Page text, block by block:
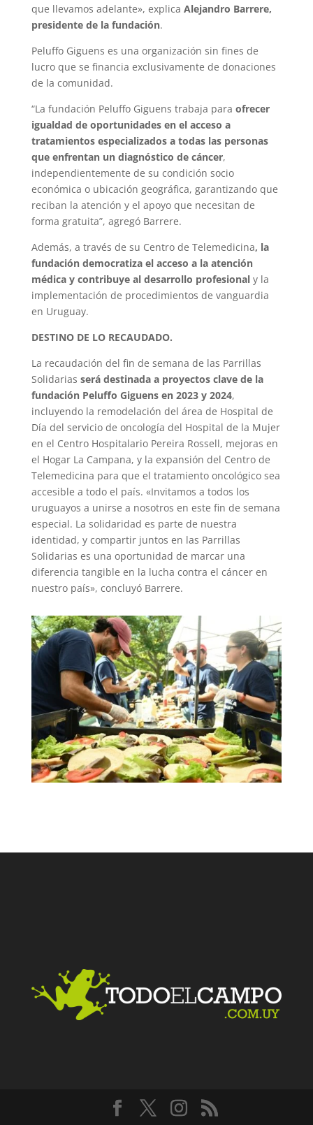
que llevamos adelante», explica Alejandro Barrere,
presidente de la fundación.
Peluffo Giguens es una organización sin fines de
lucro que se financia exclusivamente de donaciones
de la comunidad.
“La fundación Peluffo Giguens trabaja para ofrecer
igualdad de oportunidades en el acceso a
tratamientos especializados a todas las personas
que enfrentan un diagnóstico de cáncer,
independientemente de su condición socio
económica o ubicación geográfica, garantizando que
reciban la atención y el apoyo que necesitan de
forma gratuita”, agregó Barrere.
Además, a través de su Centro de Telemedicina, la
fundación democratiza el acceso a la atención
médica y contribuye al desarrollo profesionaly la
implementación de procedimientos de vanguardia
en Uruguay.
DESTINO DE LO RECAUDADO.
La recaudación del fin de semana de las Parrillas
Solidarias será destinada a proyectos clave de la
fundación Peluffo Giguens en 2023 y 2024,
incluyendo la remodelación del área de Hospital de
Día del servicio de oncología del Hospital de la Mujer
en el Centro Hospitalario Pereira Rossell, mejoras en
el Hogar La Campana, y la expansión del Centro de
Telemedicina para que el tratamiento oncológico sea
accesible a todo el país. «Invitamos a todos los
uruguayos a unirse a nosotros en este fin de semana
especial. La solidaridad es parte de nuestra
identidad, y compartir juntos en las Parrillas
Solidarias es una oportunidad de marcar una
diferencia tangible en la lucha contra el cáncer en
nuestro país», concluyó Barrere.